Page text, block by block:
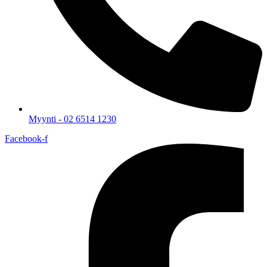
Myynti - 02 6514 1230
Facebook-f